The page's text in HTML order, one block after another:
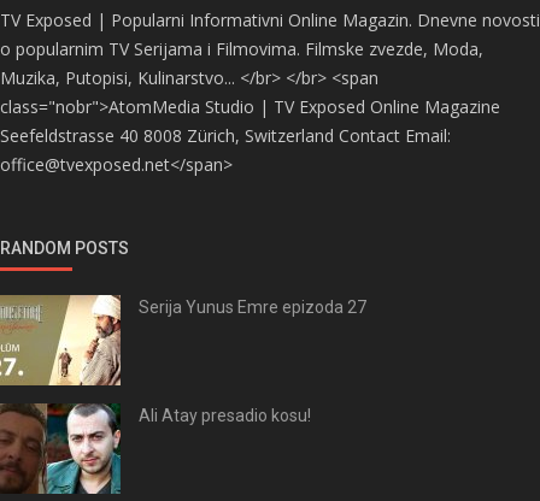
TV Exposed | Popularni Informativni Online Magazin. Dnevne novosti
o popularnim TV Serijama i Filmovima. Filmske zvezde, Moda,
Muzika, Putopisi, Kulinarstvo... </br> </br> <span
class="nobr">AtomMedia Studio | TV Exposed Online Magazine
Seefeldstrasse 40 8008 Zürich, Switzerland Contact Email:
office@tvexposed.net</span>
RANDOM POSTS
Serija Yunus Emre epizoda 27
Ali Atay presadio kosu!